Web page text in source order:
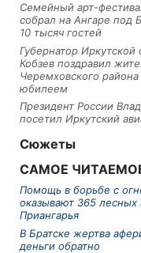
Семейный арт-
собрал на Ангаре под
10 тысяч гостей
Губернатор Иркутской
Кобзев поздравил
Черемховского
юбилеем
Президент России
посетил Иркутский
Сюжеты
САМОЕ
Помощь в борьбе с
оказывают 365
Приангарья
В Братске жертва
деньги обратно